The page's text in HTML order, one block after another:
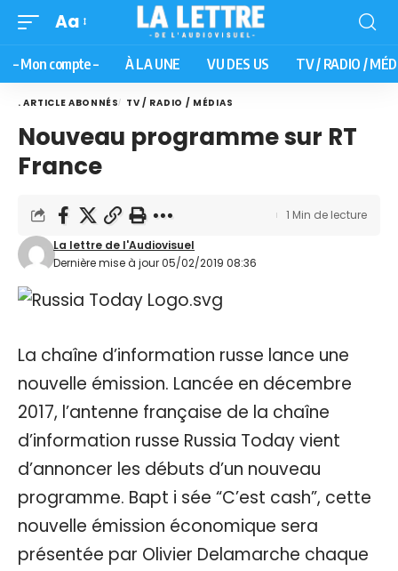
Aa
– Mon compte – À LA UNE VU DES US TV / RADIO /
. ARTICLE ABONNÉS TV / RADIO / MÉDIAS
Nouveau programme sur RT
France
Dernière mise à jour 05/02/2019 08:36
La lettre de l'Audiovisuel
1 Min de lecture
La chaîne d’information russe lance une
nouvelle émission. Lancée en décembre
2017, l’antenne française de la chaîne
d’information russe Russia Today vient
d’annoncer les débuts d’un nouveau
programme. Bapt i sée “C’est cash”, cette
nouvelle émission économique sera
présentée par Olivier Delamarche chaque